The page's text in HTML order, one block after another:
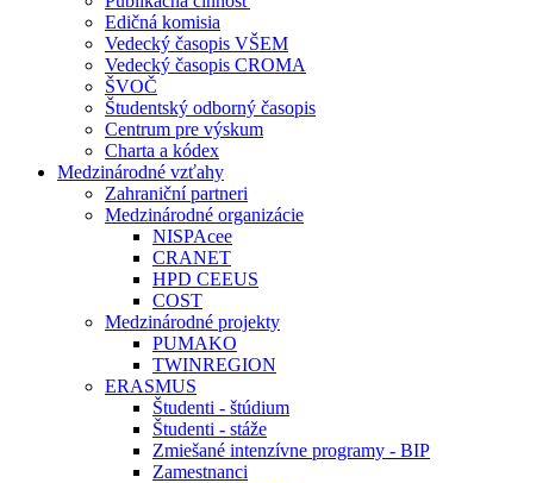
Edičná komisia
Vedecký časopis VŠEM
Vedecký časopis CROMA
ŠVOČ
Študentský odborný časopis
Centrum pre výskum
Charta a kódex
Medzinárodné vzťahy
Zahraniční partneri
Medzinárodné organizácie
NISPAcee
CRANET
HPD CEEUS
COST
Medzinárodné projekty
PUMAKO
TWINREGION
ERASMUS
Študenti - štúdium
Študenti - stáže
Zmiešané intenzívne programy - BIP
Zamestnanci